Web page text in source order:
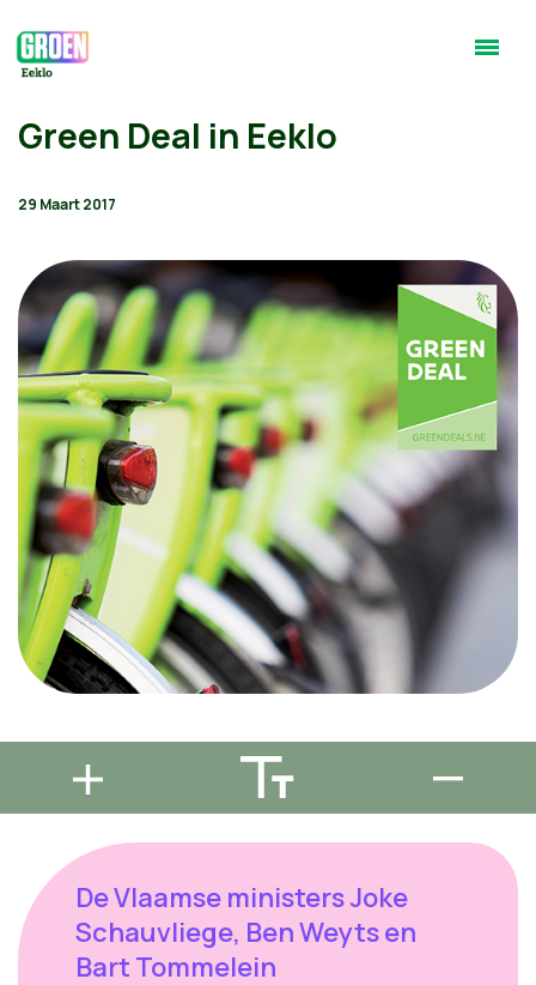
Green Deal in Eeklo
29 Maart 2017
De Vlaamse ministers Joke
Schauvliege, Ben Weyts en
Bart Tommelein